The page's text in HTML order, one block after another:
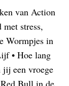
van Action
met stress,
Wormpjes in
• Hoe lang
jij een vroege
Bull in de